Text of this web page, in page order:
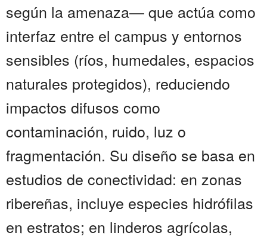
según la amenaza— que actúa como
interfaz entre el campus y entornos
sensibles (ríos, humedales, espacios
naturales protegidos), reduciendo
impactos difusos como
contaminación, ruido, luz o
fragmentación. Su diseño se basa en
estudios de conectividad: en zonas
ribereñas, incluye especies hidrófilas
en estratos; en linderos agrícolas,